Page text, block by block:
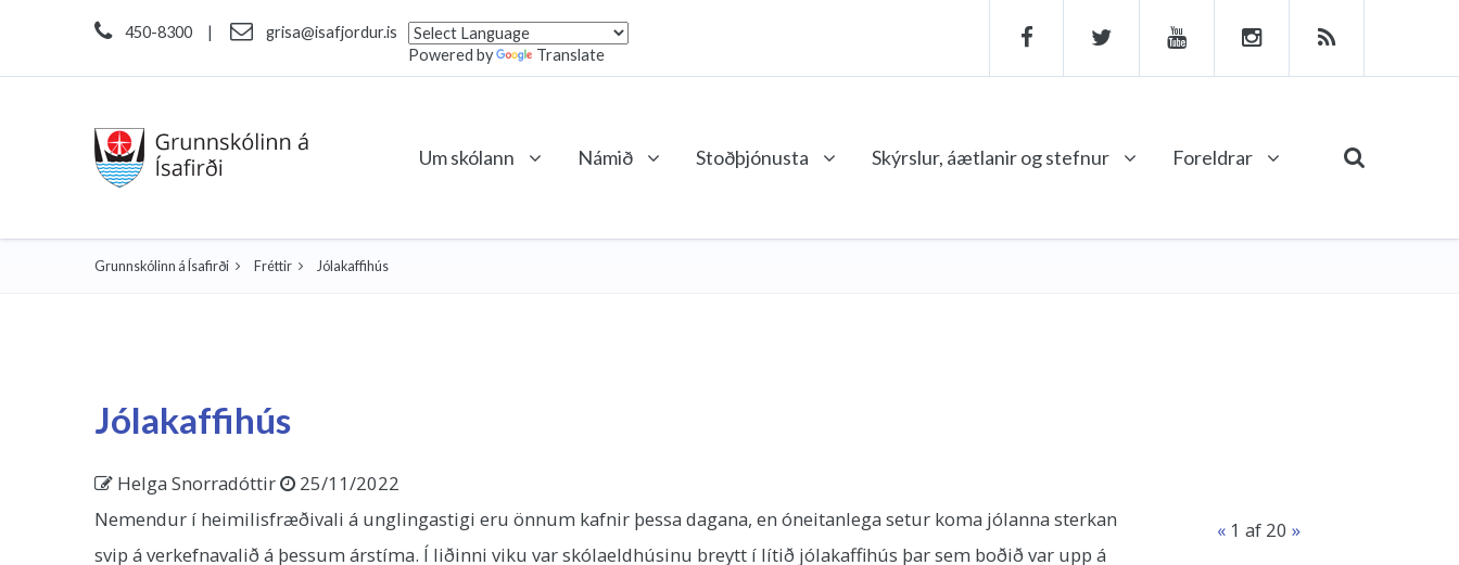
450-8300 |
grisa@isafjordur.is
Powered by
Translate
Um skólann Námið Stoðþjónusta Skýrslur, áætlanir og stefnur Foreldrar
Grunnskólinn á Ísafirði Fréttir Jólakaffihús
Jólakaffihús
Helga Snorradóttir
25/11/2022
« 1 af 20 »
Nemendur í heimilisfræðivali á unglingastigi eru önnum kafnir þessa dagana, en óneitanlega setur koma jólanna sterkan
svip á verkefnavalið á þessum árstíma. Í liðinni viku var skólaeldhúsinu breytt í lítið jólakaffihús þar sem boðið var upp á